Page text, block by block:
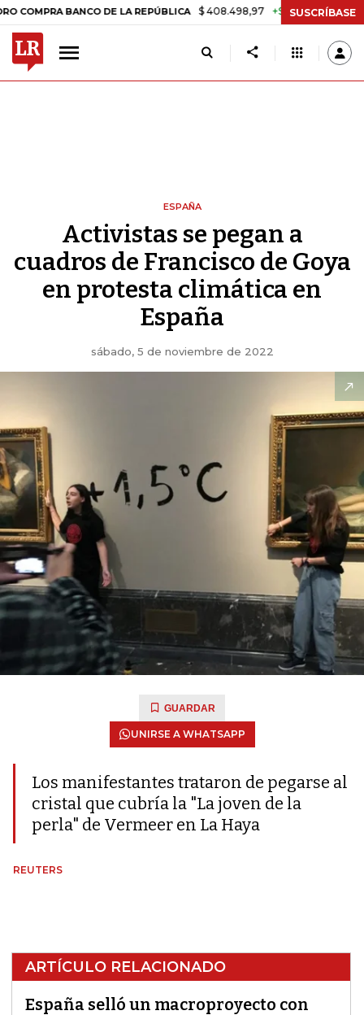
BANCO DE LA REPÚBLICA $ 408.498,97 +$ 8.753,81 +2,19%
SUSCRÍBASE
ESPAÑA
Activistas se pegan a
cuadros de Francisco de Goya
en protesta climática en
España
sábado, 5 de noviembre de 2022
GUARDAR
UNIRSE A WHATSAPP
Los manifestantes trataron de pegarse al
cristal que cubría la "La joven de la
perla" de Vermeer en La Haya
REUTERS
ARTÍCULO RELACIONADO
España selló un macroproyecto con